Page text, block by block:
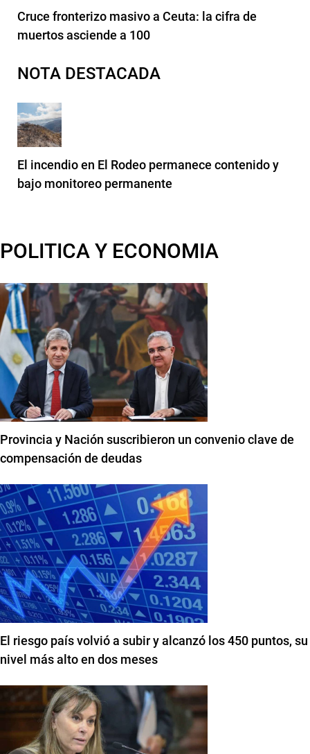
Cruce fronterizo masivo a Ceuta: la cifra de
muertos asciende a 100
NOTA DESTACADA
El incendio en El Rodeo permanece contenido y
bajo monitoreo permanente
POLITICA Y ECONOMIA
Provincia y Nación suscribieron un convenio clave de
compensación de deudas
El riesgo país volvió a subir y alcanzó los 450 puntos, su
nivel más alto en dos meses